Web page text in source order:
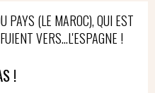
PAYS (LE MAROC), QUI EST
VERS...L'ESPAGNE !
!